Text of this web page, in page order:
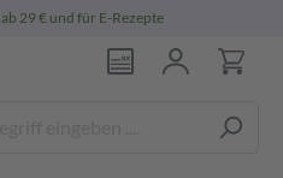
ab 29 € und für E-Rezepte